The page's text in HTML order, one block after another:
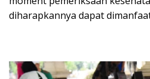
diharapkannya dapat